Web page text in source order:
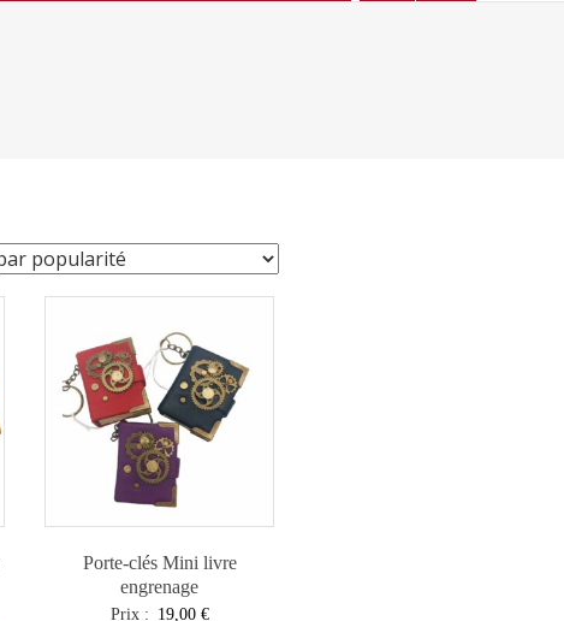
Porte-clés Mini livre
engrenage
Prix : 19,00 €